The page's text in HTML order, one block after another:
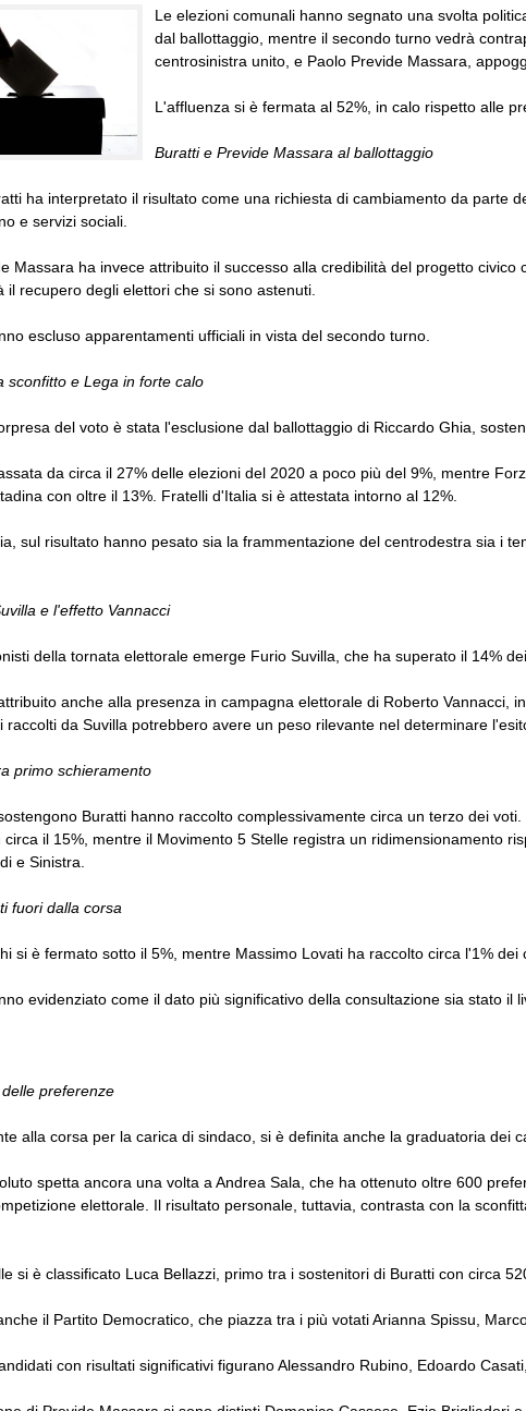
Le elezioni comunali hanno segnato una svolta
dal ballottaggio, mentre il secondo turno vedrà
centrosinistra unito, e Paolo Previde Massara,
L'affluenza si è fermata al 52%, in calo rispetto alle
Buratti e Previde Massara al ballottaggio
ha interpretato il risultato come una richiesta di cambiamento da parte
e servizi sociali.
Massara ha invece attribuito il successo alla credibilità del progetto
il recupero degli elettori che si sono astenuti.
escluso apparentamenti ufficiali in vista del secondo turno.
sconfitto e Lega in forte calo
del voto è stata l'esclusione dal ballottaggio di Riccardo Ghia,
da circa il 27% delle elezioni del 2020 a poco più del 9%, mentre
con oltre il 13%. Fratelli d'Italia si è attestata intorno al 12%.
sul risultato hanno pesato sia la frammentazione del centrodestra sia i
e l'effetto Vannacci
della tornata elettorale emerge Furio Suvilla, che ha superato il 14%
anche alla presenza in campagna elettorale di Roberto Vannacci,
raccolti da Suvilla potrebbero avere un peso rilevante nel determinare
primo schieramento
Buratti hanno raccolto complessivamente circa un terzo dei
circa il 15%, mentre il Movimento 5 Stelle registra un ridimensionamento
e Sinistra.
fuori dalla corsa
si è fermato sotto il 5%, mentre Massimo Lovati ha raccolto circa l'1% dei
evidenziato come il dato più significativo della consultazione sia stato il
preferenze
alla corsa per la carica di sindaco, si è definita anche la graduatoria dei
spetta ancora una volta a Andrea Sala, che ha ottenuto oltre 600
elettorale. Il risultato personale, tuttavia, contrasta con la
si è classificato Luca Bellazzi, primo tra i sostenitori di Buratti con circa
il Partito Democratico, che piazza tra i più votati Arianna Spissu,
con risultati significativi figurano Alessandro Rubino, Edoardo